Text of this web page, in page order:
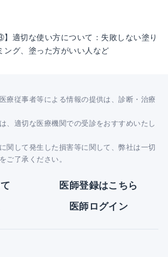
】適切な使い方について：失敗しない塗り
ング、塗った方がいい人など
療従事者等による情報の提供は、診断・治療
、適切な医療機関での受診をおすすめいたし
関して発生した損害等に関して、弊社は一切
ご了承ください。
医師登録はこちら
医師ログイン